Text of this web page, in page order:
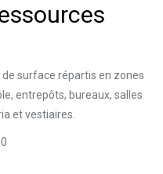
surface répartis en zones
entrepôts, bureaux, salles
et vestiaires.